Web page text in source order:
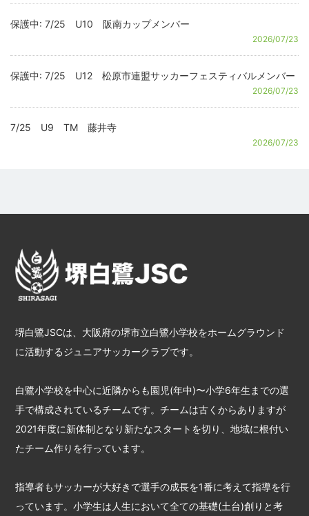
保護中: 7/25 U10 阪南カップメンバー
2026/07/23
保護中: 7/25 U12 松原市連盟サッカーフェスティバルメンバー
2026/07/23
7/25 U9 TM 藤井寺
2026/07/23
堺白鷺JSCは、大阪府の堺市立白鷺小学校をホームグラウンド
に活動するジュニアサッカークラブです。
白鷺小学校を中心に近隣からも園児(年中)〜小学6年生までの選
手で構成されているチームです。チームは古くからありますが
2021年度に新体制となり新たなスタートを切り、地域に根付い
たチーム作りを行っています。
指導者もサッカーが大好きで選手の成長を1番に考えて指導を行
っています。小学生は人生において全ての基礎(土台)創りと考